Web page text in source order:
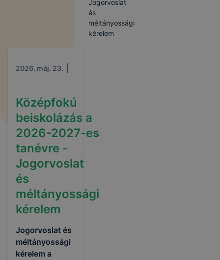
Jogorvoslat
és
méltányossági
kérelem
2026. máj. 23.
Középfokú
beiskolázás a
2026-2027-es
tanévre -
Jogorvoslat
és
méltányossági
kérelem
Jogorvoslat és
méltányossági
kérelem a